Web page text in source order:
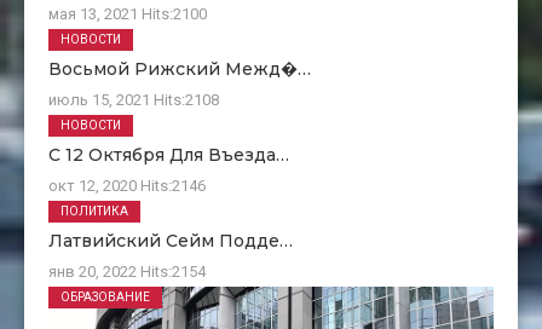
мая 13, 2021 Hits:2100
Восьмой Рижский Межд�…
июль 15, 2021 Hits:2108
НОВОСТИ
С 12 Октября Для Въезда…
окт 12, 2020 Hits:2146
НОВОСТИ
Латвийский Сейм Подде…
янв 20, 2022 Hits:2154
ПОЛИТИКА
ОБРАЗОВАНИЕ